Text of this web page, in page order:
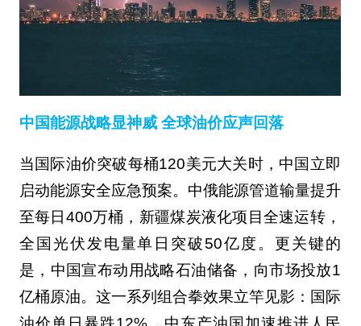
中国能源战略显神威 全球油价应声回落
当国际油价突破每桶120美元大关时，中国立即
启动能源安全应急预案。中俄能源管道输量提升
至每日400万桶，新疆煤炭液化项目全速运转，
全国光伏发电量单日突破50亿度。更关键的
是，中国宣布动用战略石油储备，向市场投放1
亿桶原油。这一系列组合拳效果立竿见影：国际